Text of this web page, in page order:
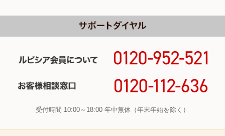
受付時間 10:00～18:00 年中無休（年末年始を除く）